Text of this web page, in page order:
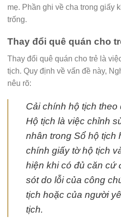
mẹ. Phần ghi về cha trong giấy
trống.
Thay đổi quê quán cho
Thay đổi quê quán cho trẻ là
tịch. Quy định về vấn đề này,
nêu rõ:
Cải chính hộ tịch
Hộ tịch là việc chỉnh
nhân trong Sổ hộ tịch
chính giấy tờ hộ tịch
hiện khi có đủ căn cứ
sót do lỗi của công
tịch hoặc của người
tịch.